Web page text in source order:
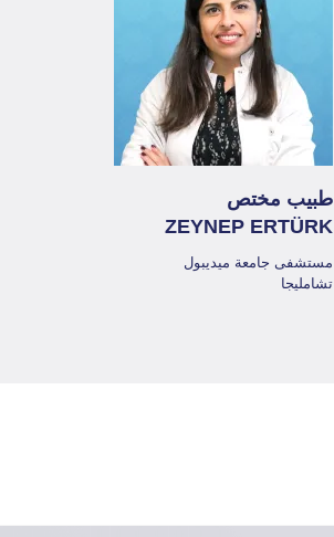
طبيب مختص
ZEYNEP ERTÜRK
مستشفى جامعة ميديبول
تشامليجا